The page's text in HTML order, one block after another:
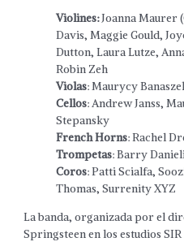
Violines:Joanna Maurer
Davis, Maggie Gould,
Dutton, Laura Lutze,
Robin Zeh
Violas: Maurycy
Cellos: Andrew Janss,
Stepansky
French Horns: Rachel
Trompetas: Barry
Coros: Patti Scialfa,
Thomas, Surrenity XYZ
La banda, organizada por el
Springsteen en los estudios